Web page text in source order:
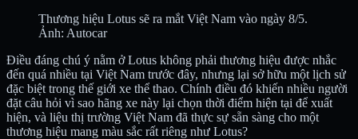
Thương hiệu Lotus sẽ ra mắt Việt Nam vào ngày 8/5.
Ảnh: Autocar
Điều đáng chú ý nằm ở Lotus không phải thương hiệu được nhắc
đến quá nhiều tại Việt Nam trước đây, nhưng lại sở hữu một lịch sử
đặc biệt trong thế giới xe thể thao. Chính điều đó khiến nhiều người
đặt câu hỏi vì sao hãng xe này lại chọn thời điểm hiện tại để xuất
hiện, và liệu thị trường Việt Nam đã thực sự sẵn sàng cho một
thương hiệu mang màu sắc rất riêng như Lotus?